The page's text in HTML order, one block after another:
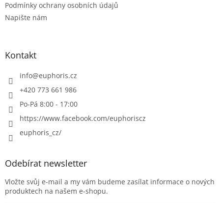
Podmínky ochrany osobních údajů
Napište nám
Kontakt
info@euphoris.cz
+420 773 661 986
Po-Pá 8:00 - 17:00
https://www.facebook.com/euphoriscz
euphoris_cz/
Odebírat newsletter
Vložte svůj e-mail a my vám budeme zasílat informace o nových
produktech na našem e-shopu.